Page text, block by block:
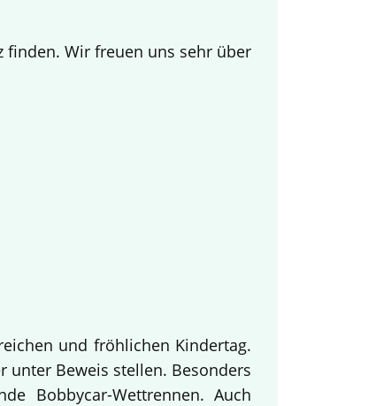
finden. Wir freuen uns sehr über
und fröhlichen Kindertag.
unter Beweis stellen. Besonders
Bobbycar-Wettrennen. Auch